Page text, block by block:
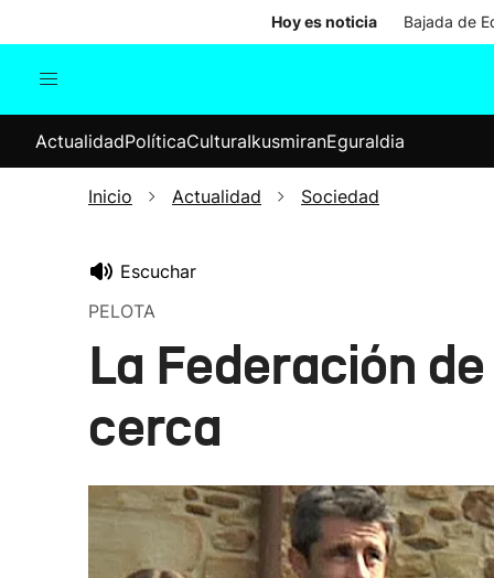
Hoy es noticia Bajada de
Internacional
Elecciones
ActualidadPolíticaCulturaIkusmiranEguraldia
Inicio Actualidad Sociedad
Escuchar
PELOTA
La Federación
cerca